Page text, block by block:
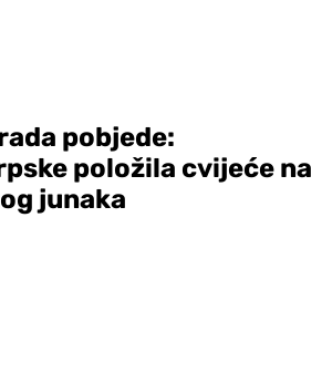
pobjede:
položila cvijeće na
junaka